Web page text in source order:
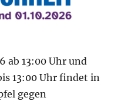
ab 13:00 Uhr und
13:00 Uhr findet in
gegen